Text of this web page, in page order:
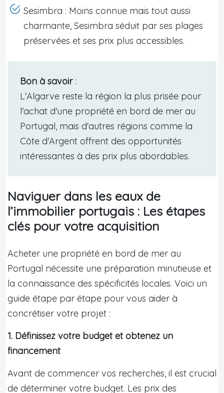
Sesimbra : Moins connue mais tout aussi
charmante, Sesimbra séduit par ses plages
préservées et ses prix plus accessibles.
Bon à savoir:
L'Algarve reste la région la plus prisée pour
l'achat d'une propriété en bord de mer au
Portugal, mais d'autres régions comme la
Côte d'Argent offrent des opportunités
intéressantes à des prix plus abordables.
Naviguer dans les eaux de
l’immobilier portugais : Les étapes
clés pour votre acquisition
Acheter une propriété en bord de mer au
Portugal nécessite une préparation minutieuse et
la connaissance des spécificités locales. Voici un
guide étape par étape pour vous aider à
concrétiser votre projet :
1. Définissez votre budget et obtenez un
financement
Avant de commencer vos recherches, il est crucial
de déterminer votre budget. Les prix des